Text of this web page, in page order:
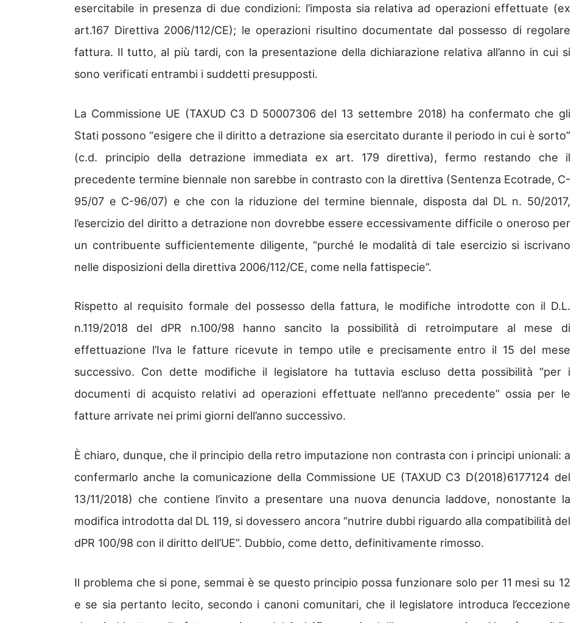
esercitabile in presenza di due condizioni: l’imposta sia relativa ad operazioni effettuate (ex
art.167 Direttiva 2006/112/CE); le operazioni risultino documentate dal possesso di regolare
fattura. Il tutto, al più tardi, con la presentazione della dichiarazione relativa all’anno in cui si
sono verificati entrambi i suddetti presupposti.
La Commissione UE (TAXUD C3 D 50007306 del 13 settembre 2018) ha confermato che gli
Stati possono “esigere che il diritto a detrazione sia esercitato durante il periodo in cui è sorto”
(c.d. principio della detrazione immediata ex art. 179 direttiva), fermo restando che il
precedente termine biennale non sarebbe in contrasto con la direttiva (Sentenza Ecotrade, C-
95/07 e C-96/07) e che con la riduzione del termine biennale, disposta dal DL n. 50/2017,
l’esercizio del diritto a detrazione non dovrebbe essere eccessivamente difficile o oneroso per
un contribuente sufficientemente diligente, “purché le modalità di tale esercizio si iscrivano
nelle disposizioni della direttiva 2006/112/CE, come nella fattispecie”.
Rispetto al requisito formale del possesso della fattura, le modifiche introdotte con il D.L.
n.119/2018 del dPR n.100/98 hanno sancito la possibilità di retroimputare al mese di
effettuazione l’Iva le fatture ricevute in tempo utile e precisamente entro il 15 del mese
successivo. Con dette modifiche il legislatore ha tuttavia escluso detta possibilità “per i
documenti di acquisto relativi ad operazioni effettuate nell’anno precedente” ossia per le
fatture arrivate nei primi giorni dell’anno successivo.
È chiaro, dunque, che il principio della retro imputazione non contrasta con i principi unionali: a
confermarlo anche la comunicazione della Commissione UE (TAXUD C3 D(2018)6177124 del
13/11/2018) che contiene l’invito a presentare una nuova denuncia laddove, nonostante la
modifica introdotta dal DL 119, si dovessero ancora “nutrire dubbi riguardo alla compatibilità del
dPR 100/98 con il diritto dell’UE”. Dubbio, come detto, definitivamente rimosso.
Il problema che si pone, semmai è se questo principio possa funzionare solo per 11 mesi su 12
e se sia pertanto lecito, secondo i canoni comunitari, che il legislatore introduca l’eccezione